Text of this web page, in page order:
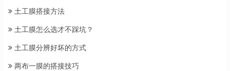
土工膜搭接方法
土工膜怎么选才不踩坑？
土工膜分辨好坏的方式
两布一膜的搭接技巧